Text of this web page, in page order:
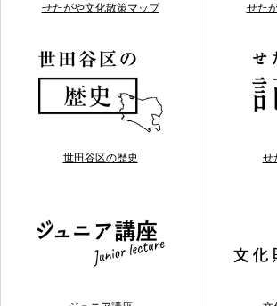
せたがや文化散策マップ せた
世田谷区の歴史 せ